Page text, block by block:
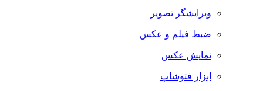
ویرایشگر تصویر
ضبط فيلم و عكس
نمایش عکس
ابزار فتوشاپ